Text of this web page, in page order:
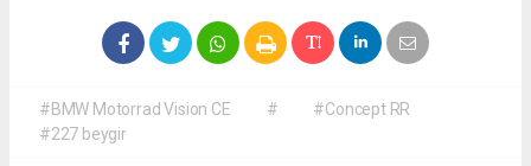
#BMW Motorrad Vision CE #
#Concept RR
#227 beygir